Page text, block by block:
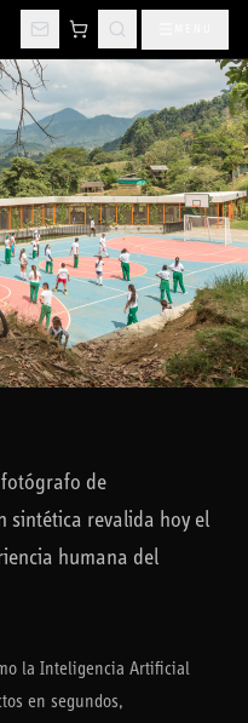
Viva
de
sintética revalida hoy el
humana del
la Inteligencia Artificial
en segundos,